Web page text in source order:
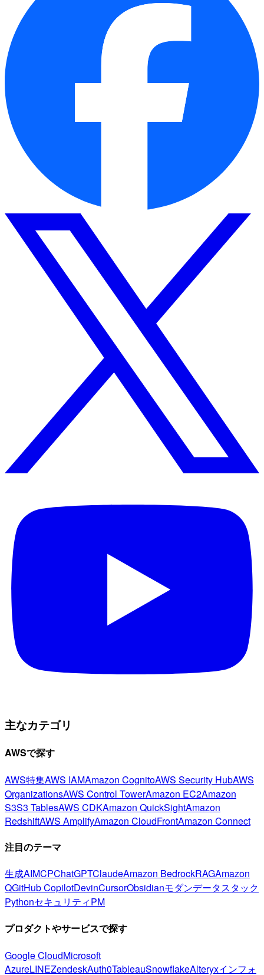
主なカテゴリ
AWSで探す
AWS特集AWS IAMAmazon CognitoAWS Security HubAWS
OrganizationsAWS Control TowerAmazon EC2Amazon
S3S3 TablesAWS CDKAmazon QuickSightAmazon
RedshiftAWS AmplifyAmazon CloudFrontAmazon Connect
注目のテーマ
生成AIMCPChatGPTClaudeAmazon BedrockRAGAmazon
QGitHub CopilotDevinCursorObsidianモダンデータスタック
PythonセキュリティPM
プロダクトやサービスで探す
Google CloudMicrosoft
AzureLINEZendeskAuth0TableauSnowflakeAlteryxインフォ